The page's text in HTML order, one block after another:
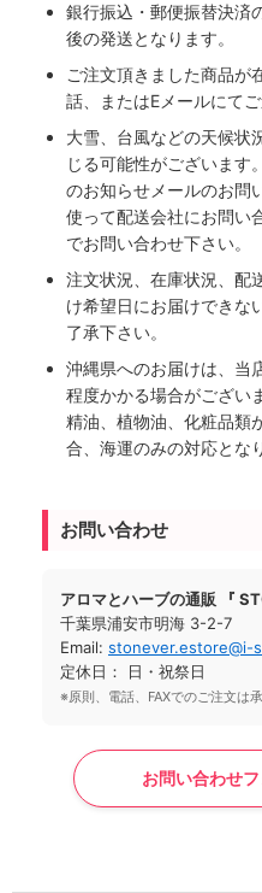
銀行振込・郵便振替決済
後の発送となります。
ご注文頂きました商品が
話、またはEメールにてご
大雪、台風などの天候状
じる可能性がございます
のお知らせメールのお問
使って配送会社にお問い
でお問い合わせ下さい。
注文状況、在庫状況、配
け希望日にお届けできな
了承下さい。
沖縄県へのお届けは、当
程度かかる場合がござい
精油、植物油、化粧品類
合、海運のみの対応とな
お問い合わせ
アロマとハーブの通販 『
千葉県浦安市明海 3-2-7
Email: stonever.estore@i-
定休日： 日・祝祭日
※原則、電話、FAXでのご注文は
お問い合わせ